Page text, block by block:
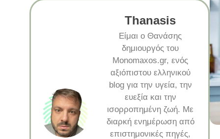
Thanasis
Είμαι ο Θανάσης
δημιουργός του
Monomaxos.gr, ενός
αξιόπιστου ελληνικού
blog για την υγεία, την
ευεξία και την
ισορροπημένη ζωή. Με
διαρκή ενημέρωση από
επιστημονικές πηγές,